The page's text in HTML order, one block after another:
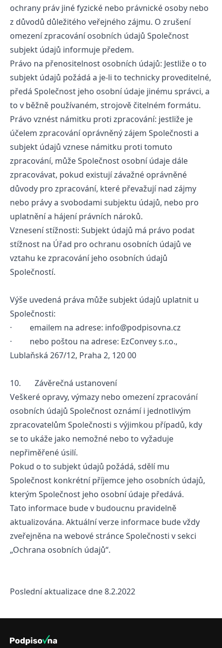
ochrany práv jiné fyzické nebo právnické osoby nebo
z důvodů důležitého veřejného zájmu. O zrušení
omezení zpracování osobních údajů Společnost
subjekt údajů informuje předem.
Právo na přenositelnost osobních údajů: Jestliže o to
subjekt údajů požádá a je-li to technicky proveditelné,
předá Společnost jeho osobní údaje jinému správci, a
to v běžně používaném, strojově čitelném formátu.
Právo vznést námitku proti zpracování: jestliže je
účelem zpracování oprávněný zájem Společnosti a
subjekt údajů vznese námitku proti tomuto
zpracování, může Společnost osobní údaje dále
zpracovávat, pokud existují závažné oprávněné
důvody pro zpracování, které převažují nad zájmy
nebo právy a svobodami subjektu údajů, nebo pro
uplatnění a hájení právních nároků.
Vznesení stížnosti: Subjekt údajů má právo podat
stížnost na Úřad pro ochranu osobních údajů ve
vztahu ke zpracování jeho osobních údajů
Společností.
Výše uvedená práva může subjekt údajů uplatnit u
Společnosti:
· emailem na adrese: info@podpisovna.cz
· nebo poštou na adrese: EzConvey s.r.o.,
Lublaňská 267/12, Praha 2, 120 00
10. Závěrečná ustanovení
Veškeré opravy, výmazy nebo omezení zpracování
osobních údajů Společnost oznámí i jednotlivým
zpracovatelům Společnosti s výjimkou případů, kdy
se to ukáže jako nemožné nebo to vyžaduje
nepřiměřené úsilí.
Pokud o to subjekt údajů požádá, sdělí mu
Společnost konkrétní příjemce jeho osobních údajů,
kterým Společnost jeho osobní údaje předává.
Tato informace bude v budoucnu pravidelně
aktualizována. Aktuální verze informace bude vždy
zveřejněna na webové stránce Společnosti v sekci
„Ochrana osobních údajů“.
Poslední aktualizace dne 8.2.2022